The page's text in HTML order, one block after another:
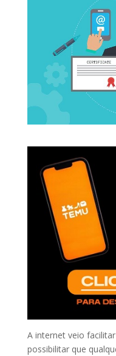
A internet veio
possibilitar que